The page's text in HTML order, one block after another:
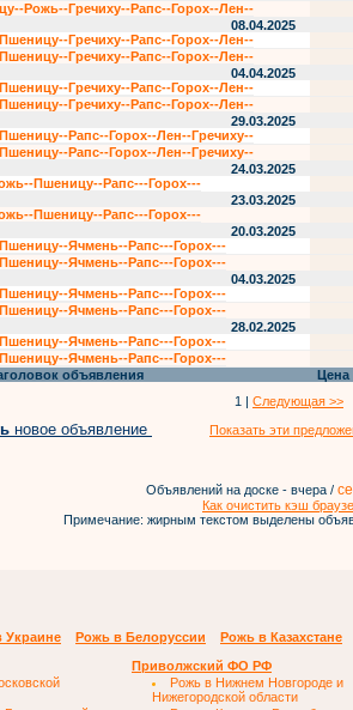
Рожь--Гречиху--Рапс--Горох--Лен--
08.04.2025
Гречиху--Рапс--Горох--Лен--
Гречиху--Рапс--Горох--Лен--
04.04.2025
Гречиху--Рапс--Горох--Лен--
Гречиху--Рапс--Горох--Лен--
29.03.2025
Рапс--Горох--Лен--Гречиху--
Рапс--Горох--Лен--Гречиху--
24.03.2025
Пшеницу--Рапс---Горох---
23.03.2025
Пшеницу--Рапс---Горох---
20.03.2025
Ячмень--Рапс---Горох---
Ячмень--Рапс---Горох---
04.03.2025
Ячмень--Рапс---Горох---
Ячмень--Рапс---Горох---
28.02.2025
Ячмень--Рапс---Горох---
Ячмень--Рапс---Горох---
объявления
Цена
1 | Следующая >>
новое объявление Показать эти
Объявлений на доске - вчера /
Как очистить кэш
Примечание: жирным текстом выделены
Украине Рожь в Белоруссии
Рожь в Казахстане
Приволжский ФО РФ
Рожь в Нижнем Новгороде и
Нижегородской области